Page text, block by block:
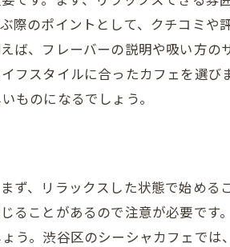
際のポイントとして、クチコミ
ば、フレーバーの説明や吸い方の
フスタイルに合ったカフェを選
ものになるでしょう。
ず、リラックスした状態で始め
ることがあるので注意が必要で
う。渋谷区のシーシャカフェで